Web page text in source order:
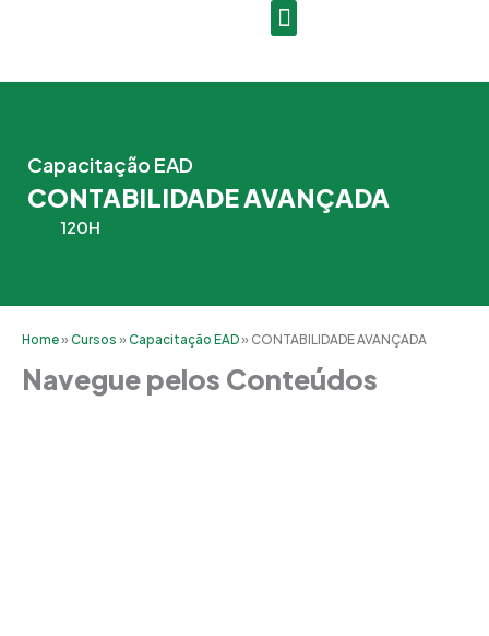
Capacitação EAD
CONTABILIDADE AVANÇADA
120H
Home»Cursos »Capacitação EAD» CONTABILIDADE AVANÇADA
Navegue pelos Conteúdos